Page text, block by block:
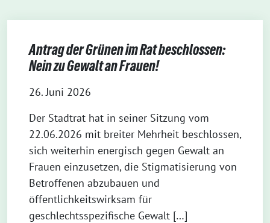
Antrag der Grünen im Rat beschlossen:
Nein zu Gewalt an Frauen!
26. Juni 2026
Der Stadtrat hat in seiner Sitzung vom
22.06.2026 mit breiter Mehrheit beschlossen,
sich weiterhin energisch gegen Gewalt an
Frauen einzusetzen, die Stigmatisierung von
Betroffenen abzubauen und
öffentlichkeitswirksam für
geschlechtsspezifische Gewalt […]